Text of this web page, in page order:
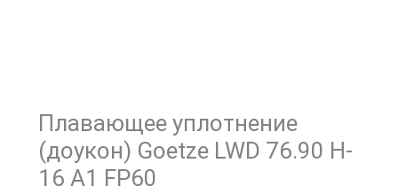
Плавающее уплотнение
(доукон) Goetze LWD 76.90 H-
16 A1 FP60